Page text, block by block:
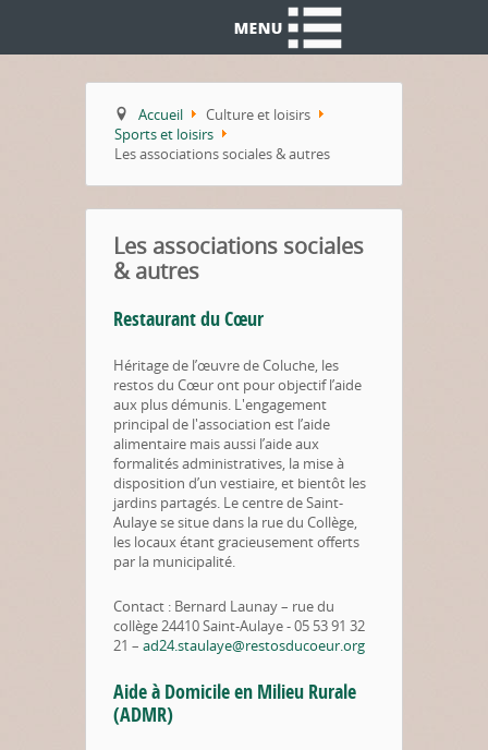
Accueil
Culture et loisirs
Sports et loisirs
Les associations sociales & autres
Les associations sociales
& autres
Restaurant du Cœur
Héritage de l’œuvre de Coluche, les
restos du Cœur ont pour objectif l’aide
aux plus démunis. L'engagement
principal de l'association est l’aide
alimentaire mais aussi l’aide aux
formalités administratives, la mise à
disposition d’un vestiaire, et bientôt les
jardins partagés. Le centre de Saint-
Aulaye se situe dans la rue du Collège,
les locaux étant gracieusement offerts
par la municipalité.
Contact : Bernard Launay – rue du
collège 24410 Saint-Aulaye - 05 53 91 32
21 – ad24.staulaye@restosducoeur.org
Aide à Domicile en Milieu Rurale
(ADMR)